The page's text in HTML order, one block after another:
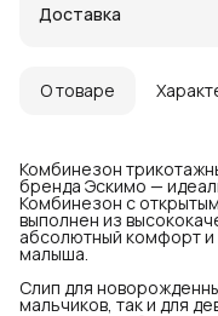
Доставка
О товаре
Комбинезон
бренда Эскимо —
Комбинезон с
выполнен из
абсолютный комфорт и
малыша.
Слип для
мальчиков, так и для